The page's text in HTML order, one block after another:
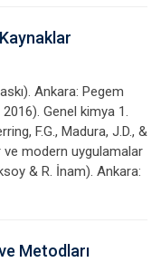
Ankara: Pegem
2016). Genel kimya 1.
F.G., Madura, J.D., &
modern uygulamalar
& R. İnam). Ankara:
Metodları